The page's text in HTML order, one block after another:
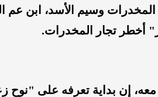
وسيم الأسد، ابن عم
أخطر تجار المخدرات.
إن بداية تعرفه على "نوح